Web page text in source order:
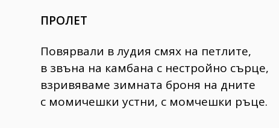
ПРОЛЕТ
Повярвали в лудия смях на петлите,
в звъна на камбана с нестройно сърце,
взривяваме зимната броня на дните
с момичешки устни, с момчешки ръце.